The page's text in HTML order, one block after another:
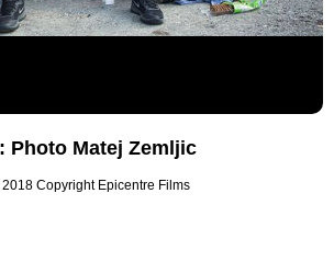
Photo Matej Zemljic
2018 Copyright Epicentre Films